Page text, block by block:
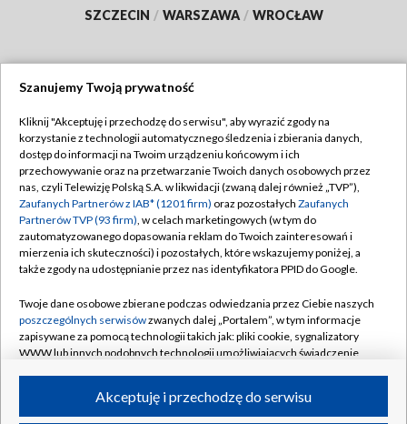
SZCZECIN / WARSZAWA / WROCŁAW
TVP
Abonament TVP
Emisja w TVP
Centrum informacji TVP
Naziemna Telewizja Cyfrowa
Rada Programowa
System NOS
Informacje o nadawcy
Program dla prasy
Regulamin TVP
Polityka prywatności
Moje zgody
Pomoc
Kontakt
Kanały
Szanujemy Twoją prywatność
Kliknij "Akceptuję i przechodzę do serwisu", aby wyrazić zgody na
korzystanie z technologii automatycznego śledzenia i zbierania danych,
dostęp do informacji na Twoim urządzeniu końcowym i ich
przechowywanie oraz na przetwarzanie Twoich danych osobowych przez
nas, czyli Telewizję Polską S.A. w likwidacji (zwaną dalej również „TVP”),
Zaufanych Partnerów z IAB* (1201 firm) oraz pozostałych Zaufanych
Partnerów TVP (93 firm), w celach marketingowych (w tym do
zautomatyzowanego dopasowania reklam do Twoich zainteresowań i
mierzenia ich skuteczności) i pozostałych, które wskazujemy poniżej, a
także zgody na udostępnianie przez nas identyfikatora PPID do Google.
Twoje dane osobowe zbierane podczas odwiedzania przez Ciebie naszych
poszczególnych serwisówzwanych dalej „Portalem”, w tym informacje
zapisywane za pomocą technologii takich jak: pliki cookie, sygnalizatory
WWW lub innych podobnych technologii umożliwiających świadczenie
ruchu w Internecie.Akceptuję i przechodzę do serwisu